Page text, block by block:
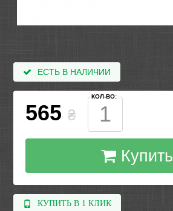
ЕСТЬ В НАЛИЧИИ
565 ₴
КОЛ-ВО:
Купить
КУПИТЬ В 1 КЛИК